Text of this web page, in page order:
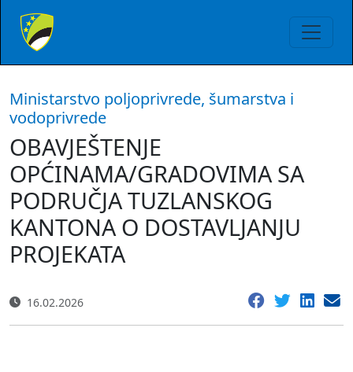
Ministarstvo poljoprivrede, šumarstva i
vodoprivrede
OBAVJEŠTENJE
OPĆINAMA/GRADOVIMA SA
PODRUČJA TUZLANSKOG
KANTONA O DOSTAVLJANJU
PROJEKATA
16.02.2026